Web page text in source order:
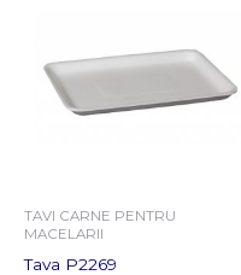
TAVI CARNE PENTRU
MACELARII
Tava P2269